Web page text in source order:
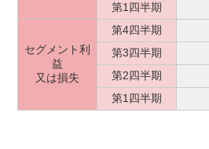
第1四半期
セグメント利
益
又は損失
第4四半期
第3四半期
第2四半期
第1四半期